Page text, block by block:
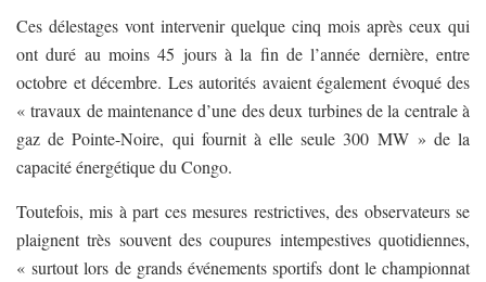
Ces délestages vont intervenir quelque cinq mois après ceux qui
ont duré au moins 45 jours à la fin de l’année dernière, entre
octobre et décembre. Les autorités avaient également évoqué des
« travaux de maintenance d’une des deux turbines de la centrale à
gaz de Pointe-Noire, qui fournit à elle seule 300 MW » de la
capacité énergétique du Congo.
Toutefois, mis à part ces mesures restrictives, des observateurs se
plaignent très souvent des coupures intempestives quotidiennes,
« surtout lors de grands événements sportifs dont le championnat